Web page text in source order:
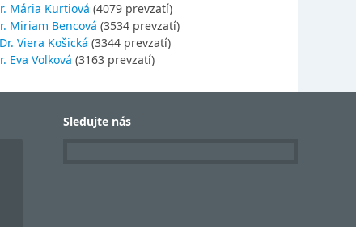
Mária Kurtiová (4079 prevzatí)
Miriam Bencová (3534 prevzatí)
Viera Košická (3344 prevzatí)
Eva Volková (3163 prevzatí)
Sledujte nás